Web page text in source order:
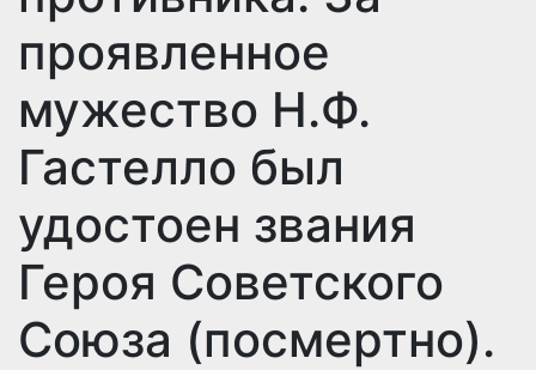
проявленное
мужество Н.Ф.
Гастелло был
удостоен звания
Героя Советского
Союза (посмертно).